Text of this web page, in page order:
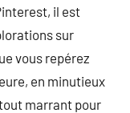
il est
sur
vous repérez
en minutieux
marrant pour